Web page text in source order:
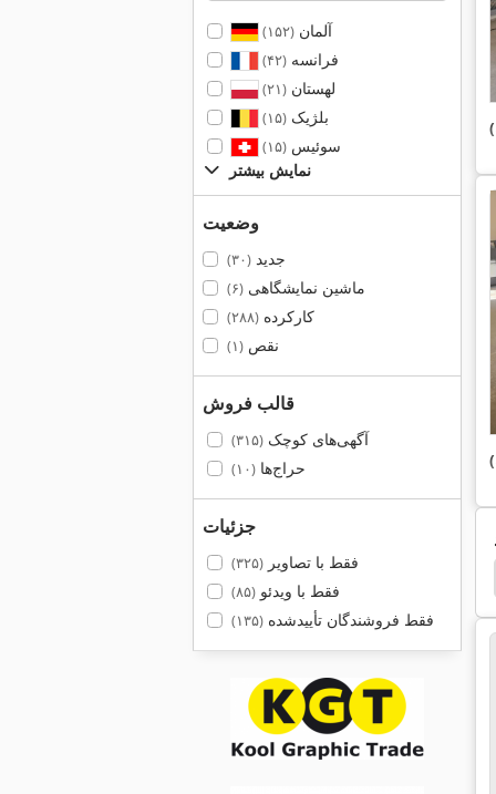
آلمان(۱۵۲)
فرانسه(۴۲)
لهستان(۲۱)
بلژیک(۱۵)
سوئیس(۱۵)
نمایش بیشتر
وضعیت
جدید(۳۰)
ماشین نمایشگاهی(۶)
کارکرده(۲۸۸)
نقص(۱)
قالب فروش
آگهی‌های کوچک(۳۱۵)
حراج‌ها(۱۰)
جزئیات
فقط با تصاویر(۳۲۵)
فقط با ویدئو(۸۵)
فقط فروشندگان تأییدشده(۱۳۵)
Xerox 7425 Xerox 4110